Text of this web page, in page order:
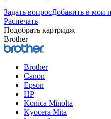
Задать вопросДобавить в мои
Распечать
Подобрать картридж
Brother
Brother
Canon
Epson
HP
Konica Minolta
Kyocera Mita